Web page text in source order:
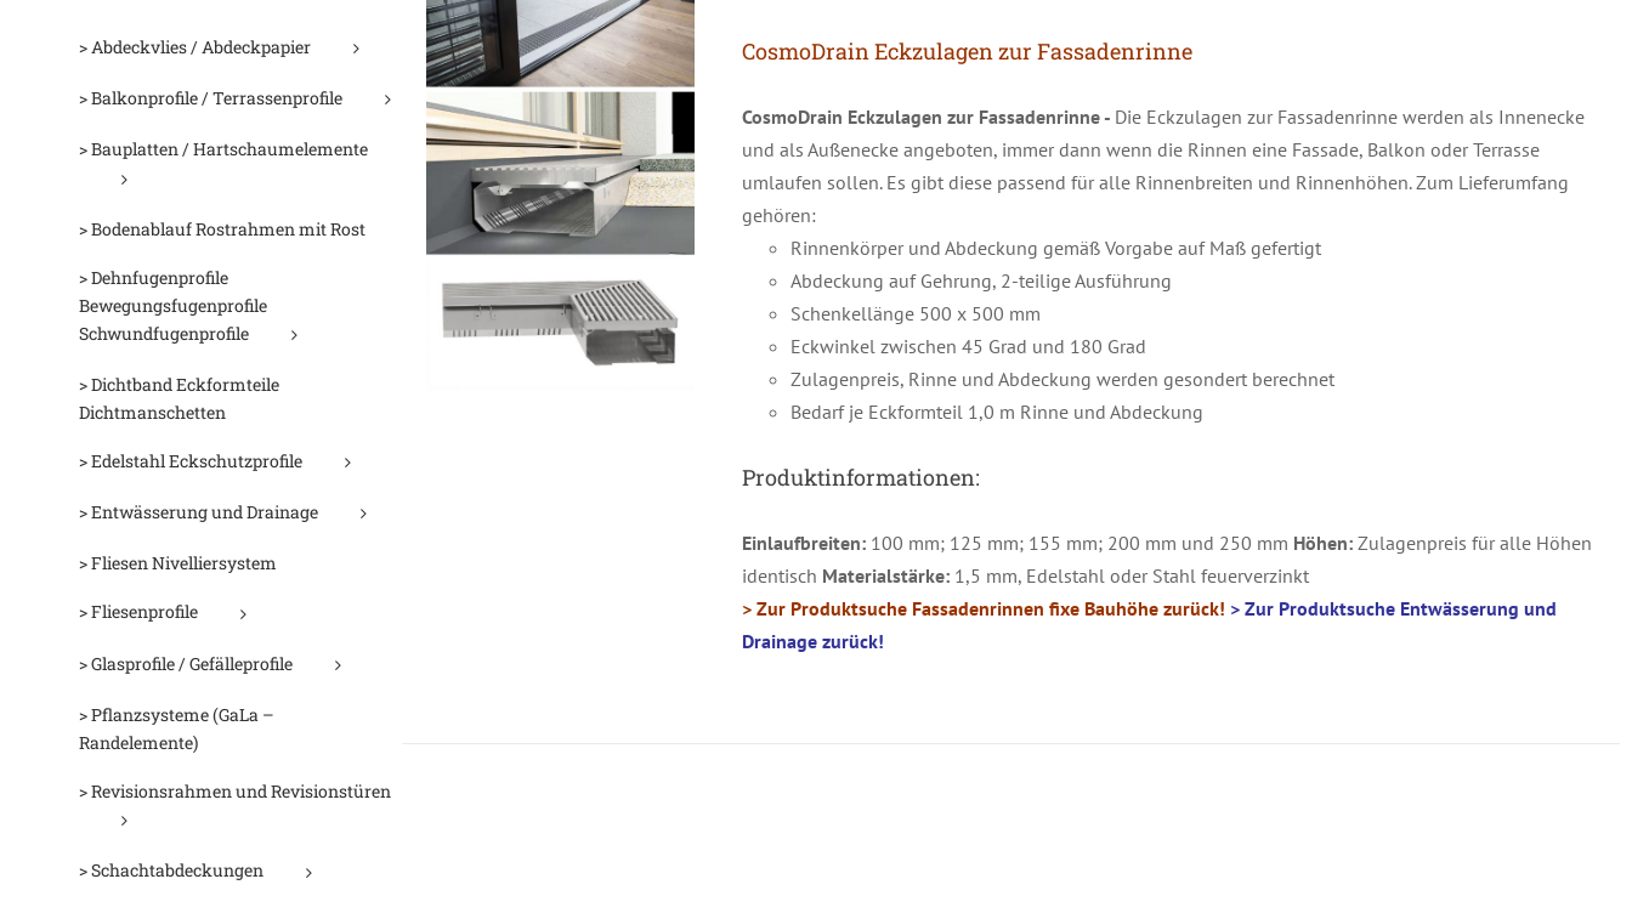
CosmoDrain Eckzulagen zur Fassadenrinne
CosmoDrain Eckzulagen zur Fassadenrinne - Die Eckzulagen zur Fassadenrinne werden als Innenecke
und als Außenecke angeboten, immer dann wenn die Rinnen eine Fassade, Balkon oder Terrasse
umlaufen sollen. Es gibt diese passend für alle Rinnenbreiten und Rinnenhöhen. Zum Lieferumfang
gehören:
Rinnenkörper und Abdeckung gemäß Vorgabe auf Maß gefertigt
Abdeckung auf Gehrung, 2-teilige Ausführung
Schenkellänge 500 x 500 mm
Eckwinkel zwischen 45 Grad und 180 Grad
Zulagenpreis, Rinne und Abdeckung werden gesondert berechnet
Bedarf je Eckformteil 1,0 m Rinne und Abdeckung
Produktinformationen:
Einlaufbreiten:100 mm; 125 mm; 155 mm; 200 mm und 250 mm Höhen: Zulagenpreis für alle Höhen
identisch Materialstärke:1,5 mm, Edelstahl oder Stahl feuerverzinkt
> Zur Produktsuche Fassadenrinnen fixe Bauhöhe zurück! > Zur Produktsuche Entwässerung und
Drainage zurück!
> Abdeckvlies / Abdeckpapier
> Balkonprofile / Terrassenprofile
> Bauplatten / Hartschaumelemente
> Bodenablauf Rostrahmen mit Rost
> Dehnfugenprofile
Bewegungsfugenprofile
Schwundfugenprofile
> Dichtband Eckformteile
Dichtmanschetten
> Edelstahl Eckschutzprofile
> Entwässerung und Drainage
> Fliesen Nivelliersystem
> Fliesenprofile
> Glasprofile / Gefälleprofile
> Pflanzsysteme (GaLa –
Randelemente)
> Revisionsrahmen und Revisionstüren
> Schachtabdeckungen